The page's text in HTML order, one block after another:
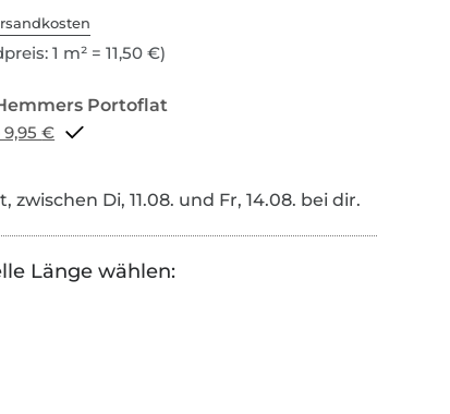
1 m² = 11,50 €)
Portoflat schon ab 9,95 €
zwischen Di, 11.08. und Fr, 14.08. bei dir.
Länge wählen: